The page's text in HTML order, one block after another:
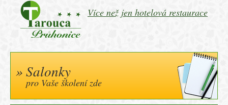
Více než jen hotelová restaurace
Salonky
pro Vaše školení zde